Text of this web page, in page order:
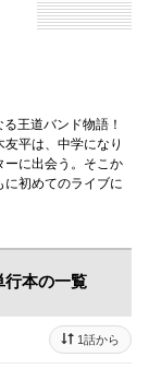
王道バンド物語！
平は、中学になり
ーに出会う。そこか
に初めてのライブに
行本の一覧
1話から